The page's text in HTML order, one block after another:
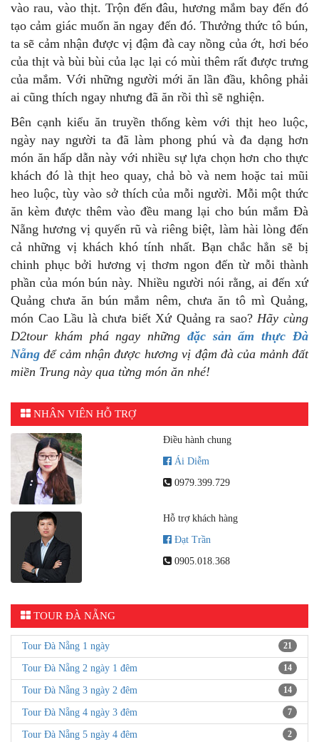
vào rau, vào thịt. Trộn đến đâu, hương mắm bay đến đó
tạo cảm giác muốn ăn ngay đến đó. Thưởng thức tô bún,
ta sẽ cảm nhận được vị đậm đà cay nồng của ớt, hơi béo
của thịt và bùi bùi của lạc lại có mùi thêm rất được trưng
của mắm. Với những người mới ăn lần đầu, không phải
ai cũng thích ngay nhưng đã ăn rồi thì sẽ nghiện.
Bên cạnh kiểu ăn truyền thống kèm với thịt heo luộc,
ngày nay người ta đã làm phong phú và đa dạng hơn
món ăn hấp dẫn này với nhiều sự lựa chọn hơn cho thực
khách đó là thịt heo quay, chả bò và nem hoặc tai mũi
heo luộc, tùy vào sở thích của mỗi người. Mỗi một thức
ăn kèm được thêm vào đều mang lại cho bún mắm Đà
Nẵng hương vị quyến rũ và riêng biệt, làm hài lòng đến
cả những vị khách khó tính nhất. Bạn chắc hẳn sẽ bị
chinh phục bởi hương vị thơm ngon đến từ mỗi thành
phần của món bún này. Nhiều người nói rằng, ai đến xứ
Quảng chưa ăn bún mắm nêm, chưa ăn tô mì Quảng,
món Cao Lầu là chưa biết Xứ Quảng ra sao?Hãy cùng
D2tour khám phá ngay những đặc sản ẩm thực Đà
Nẵng để cảm nhận được hương vị đậm đà của mảnh đất
miền Trung này qua từng món ăn nhé!
NHÂN VIÊN HỖ TRỢ
Điều hành chung
Ái Diễm
0979.399.729
Hỗ trợ khách hàng
Đạt Trần
0905.018.368
TOUR ĐÀ NẴNG
Tour Đà Nẵng 1 ngày 21
Tour Đà Nẵng 2 ngày 1 đêm 14
Tour Đà Nẵng 3 ngày 2 đêm 14
Tour Đà Nẵng 4 ngày 3 đêm 7
Tour Đà Nẵng 5 ngày 4 đêm 2